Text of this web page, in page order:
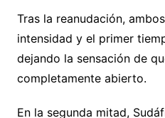
Tras la reanudación,
intensidad y el primer
dejando la sensación de
completamente abierto.
En la segunda mitad,